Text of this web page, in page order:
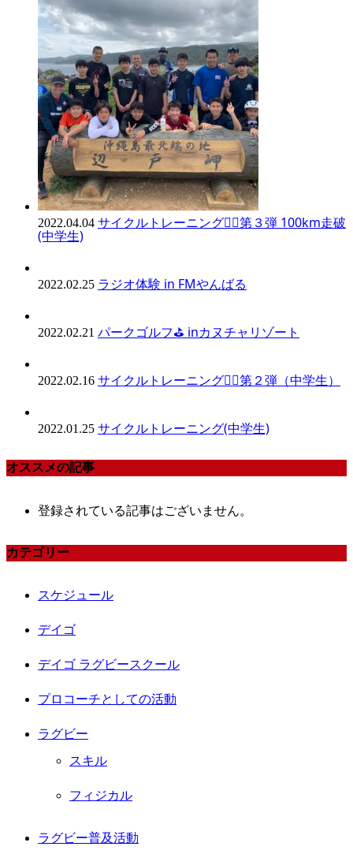
2022.04.04 サイクルトレーニング🚴‍♀️第３弾 100km走破
(中学生)
2022.02.25 ラジオ体験 in FMやんばる
2022.02.21 パークゴルフ⛳️ inカヌチャリゾート
2022.02.16 サイクルトレーニング🚴‍♀️第２弾（中学生）
2022.01.25 サイクルトレーニング(中学生)
オススメの記事
登録されている記事はございません。
カテゴリー
スケジュール
デイゴ
デイゴ ラグビースクール
プロコーチとしての活動
ラグビー
スキル
フィジカル
ラグビー普及活動